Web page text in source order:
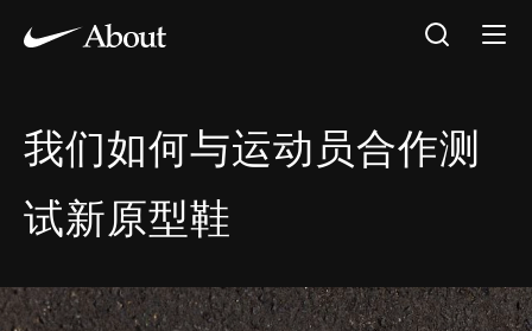
我们如何与运动员合作测
试新原型鞋